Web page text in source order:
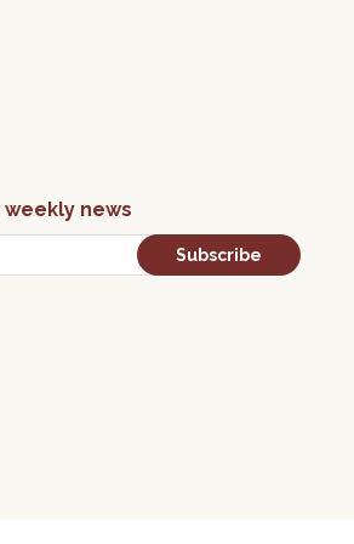
weekly news
Subscribe